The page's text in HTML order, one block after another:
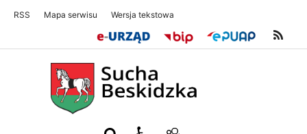
RSS Mapa serwisu Wersja tekstowa
Sucha Beskidzka